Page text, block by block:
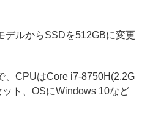
ルからSSDを512GBに変更
CPUはCore i7-8750H(2.2G
ト、OSにWindows 10など